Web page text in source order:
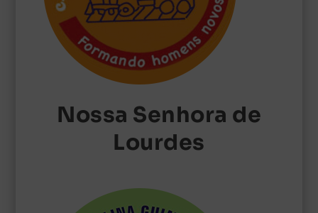
Nossa Senhora de
Lourdes